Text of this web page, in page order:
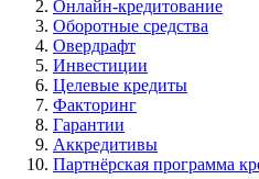
Онлайн-кредитование
Оборотные средства
Овердрафт
Инвестиции
Целевые кредиты
Факторинг
Гарантии
Аккредитивы
Партнёрская программа